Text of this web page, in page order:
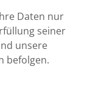
Daten nur
seiner
unsere
befolgen.